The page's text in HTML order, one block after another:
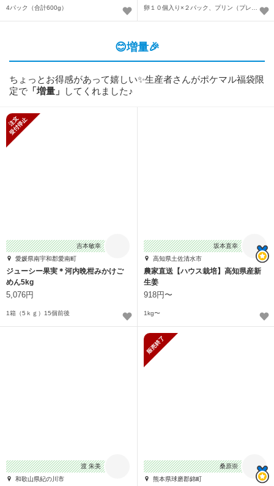
4パック（合計600g）
😊増量🎉
ちょっとお得感があって嬉しい✨生産者さんがポケマル福袋限
定で 「増量」 してくれました♪
吉本敏幸
愛媛県南宇和郡愛南町
ジューシー果実＊河内晩柑みかけご
めん5kg
5,076円
1箱（5ｋｇ）15個前後
坂本直幸
高知県土佐清水市
農家直送【ハウス栽培】高知県産新
生姜
918円〜
1kg〜
渡 朱美
和歌山県紀の川市
桑原崇
熊本県球磨郡錦町